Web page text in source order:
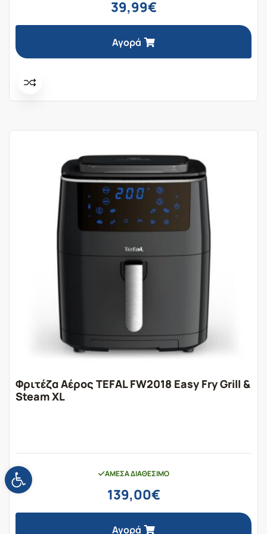
Ανοίξτε τη γραμμή εργαλείων
39,99€
Αγορά
Φριτέζα Αέρος TEFAL FW2018 Easy Fry Grill &
Steam XL
ΆΜΕΣΑ ΔΙΑΘΈΣΙΜΟ
139,00€
Αγορά